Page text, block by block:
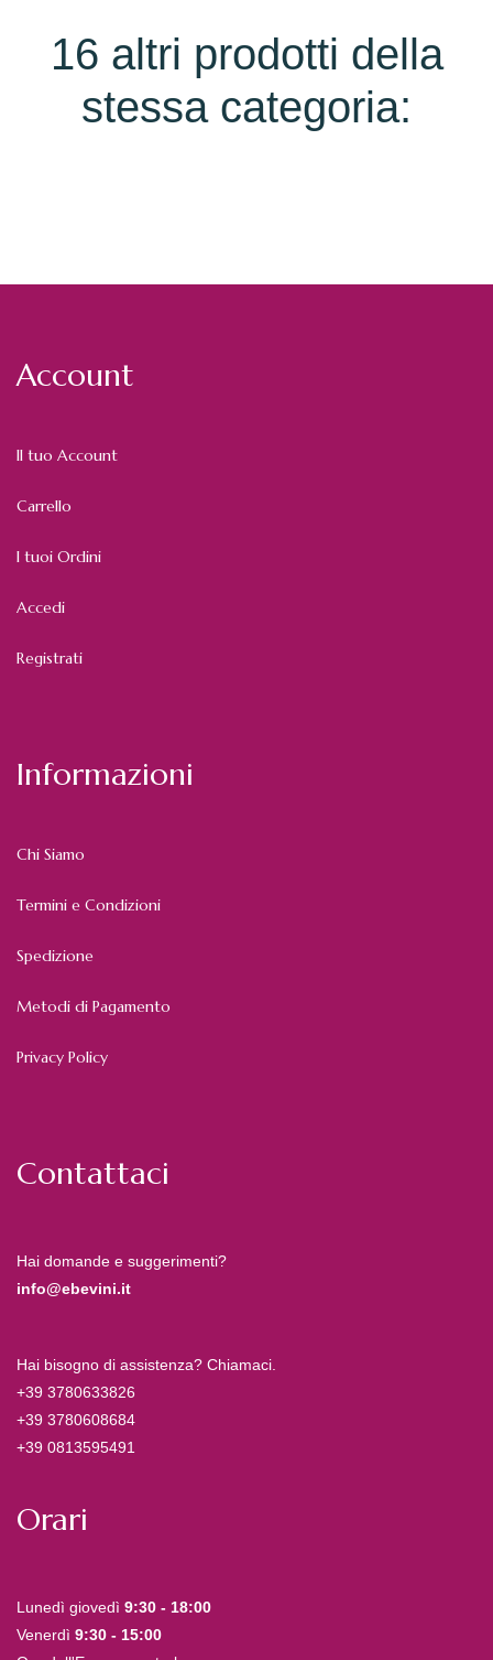
16 altri prodotti della
stessa categoria:
Account
Il tuo Account
Carrello
I tuoi Ordini
Accedi
Registrati
Informazioni
Chi Siamo
Termini e Condizioni
Spedizione
Metodi di Pagamento
Privacy Policy
Contattaci
Hai domande e suggerimenti?
info@ebevini.it
Hai bisogno di assistenza? Chiamaci.
+39 3780633826
+39 3780608684
+39 0813595491
Orari
Lunedì giovedì 9:30 - 18:00
Venerdì 9:30 - 15:00